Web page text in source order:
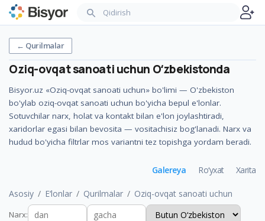
← Qurilmalar
Oziq-ovqat sanoati uchun Oʻzbekistonda
Bisyor.uz «Oziq-ovqat sanoati uchun» bo'limi — O'zbekiston
bo'ylab oziq-ovqat sanoati uchun bo'yicha bepul e'lonlar.
Sotuvchilar narx, holat va kontakt bilan e'lon joylashtiradi,
xaridorlar egasi bilan bevosita — vositachisiz bog'lanadi. Narx va
hudud bo'yicha filtrlar mos variantni tez topishga yordam beradi.
Asosiy E‘lonlar Qurilmalar Oziq-ovqat sanoati uchun
Galereya Ro‘yxat Xarita
Narx: